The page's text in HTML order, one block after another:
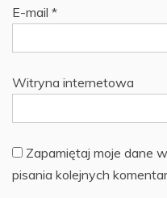
E-mail *
Witryna internetowa
Zapamiętaj moje dane
pisania kolejnych